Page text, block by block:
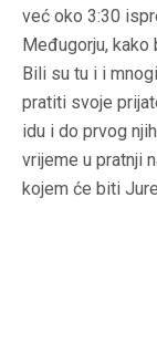
već oko 3:30
Međugorju,
Bili su tu i i
pratiti svoje
idu i do prvog
vrijeme u pratnji
kojem će biti